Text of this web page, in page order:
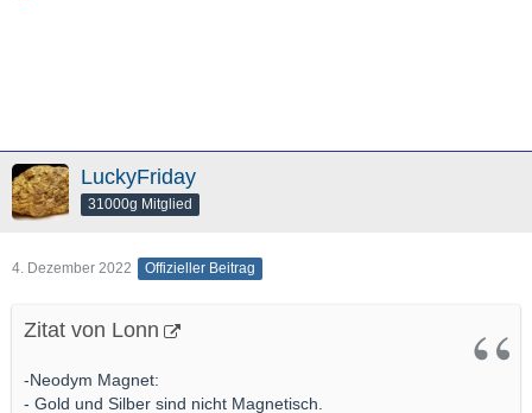
LuckyFriday
31000g Mitglied
4. Dezember 2022 Offizieller Beitrag
Zitat von Lonn
-Neodym Magnet:
- Gold und Silber sind nicht Magnetisch.